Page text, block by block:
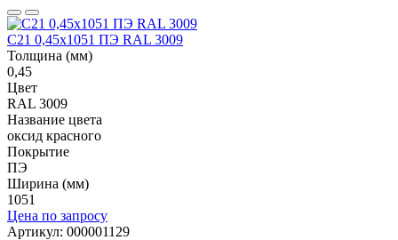
С21 0,45x1051 ПЭ RAL 3009
Толщина (мм)
0,45
Цвет
RAL 3009
Название цвета
оксид красного
Покрытие
ПЭ
Ширина (мм)
1051
Цена по запросу
Артикул: 000001129